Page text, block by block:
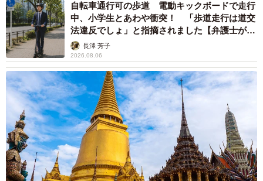
自転車通行可の歩道 電動キックボードで走行
中、小学生とあわや衝突！ 「歩道走行は道交
法違反でしょ」と指摘されました【弁護士が解
説】長澤 芳子
2026.08.06